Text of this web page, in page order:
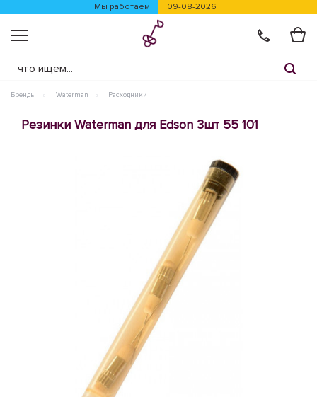
Мы работаем 09-08-2026
Бренды Waterman Расходники
Резинки Waterman для Edson 3шт 55 101